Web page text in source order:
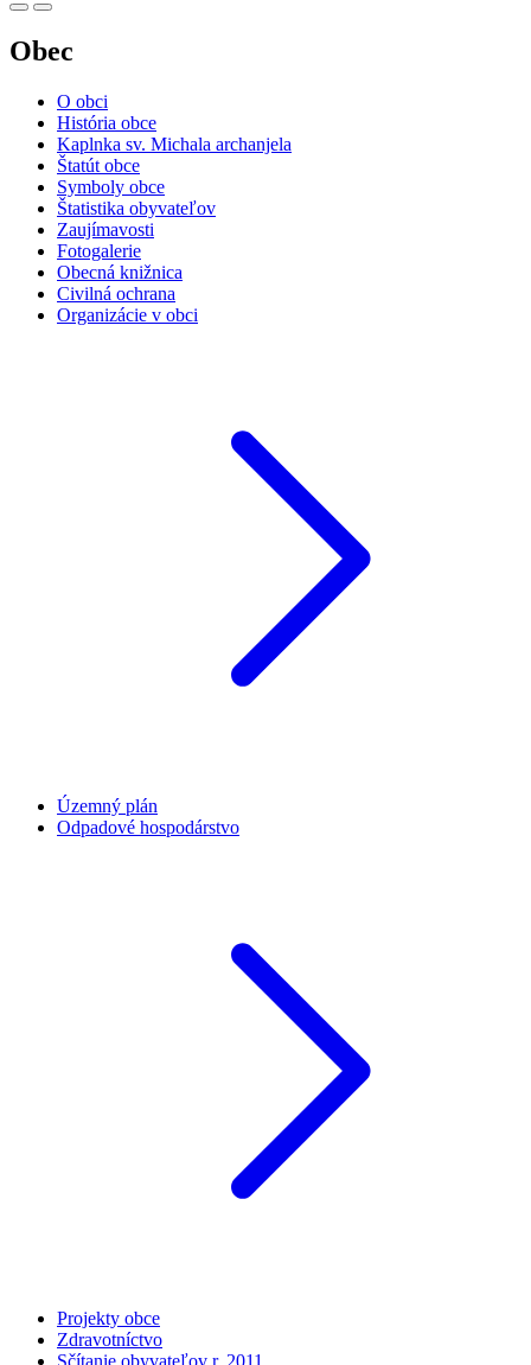
Obec
O obci
História obce
Kaplnka sv. Michala archanjela
Štatút obce
Symboly obce
Štatistika obyvateľov
Zaujímavosti
Fotogalerie
Obecná knižnica
Civilná ochrana
Organizácie v obci
Územný plán
Odpadové hospodárstvo
Projekty obce
Zdravotníctvo